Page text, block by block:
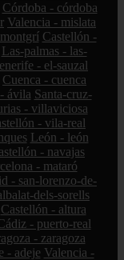
Córdoba - córdoba
Valencia - mislata
Castellón -
Las-palmas - las-
- el-sauzal
Cuenca - cuenca
ávila Santa-cruz-
- villaviciosa
- vila-real
León - león
- navajas
- mataró
- san-lorenzo-de-
dels-sorells
Castellón - altura
- puerto-real
- zaragoza
- adeje Valencia -